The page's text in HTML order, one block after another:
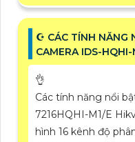
☪ CÁC TÍNH NĂNG
CAMERA IDS-
👌
Các tính năng nổi
7216HQHI-M1/E
hình 16 kênh độ